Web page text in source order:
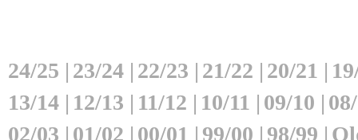
24/25 | 23/24 | 22/23 | 21/22 | 20/21 |
13/14 | 12/13 | 11/12 | 10/11 | 09/10 |
02/03 | 01/02 | 00/01 | 99/00 | 98/99 |